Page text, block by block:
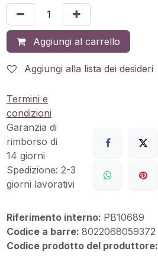
Aggiungi al carrello
Aggiungi alla lista dei desideri
Termini e
condizioni
Garanzia di
rimborso di
14 giorni
Spedizione: 2-3
giorni lavorativi
Riferimento interno: PB10689
Codice a barre: 8022068059372
Codice prodotto del produttore: